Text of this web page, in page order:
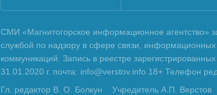
СМИ «Магнитогорское информационное агентство»
службой по надзору в сфере связи, информационных
коммуникаций. Запись в реестре
31.01.2020 г. почта: info@verstov.info 18+ Телефон
Гл. редактор В. О. Болкун
Учредитель А.П. Верстов